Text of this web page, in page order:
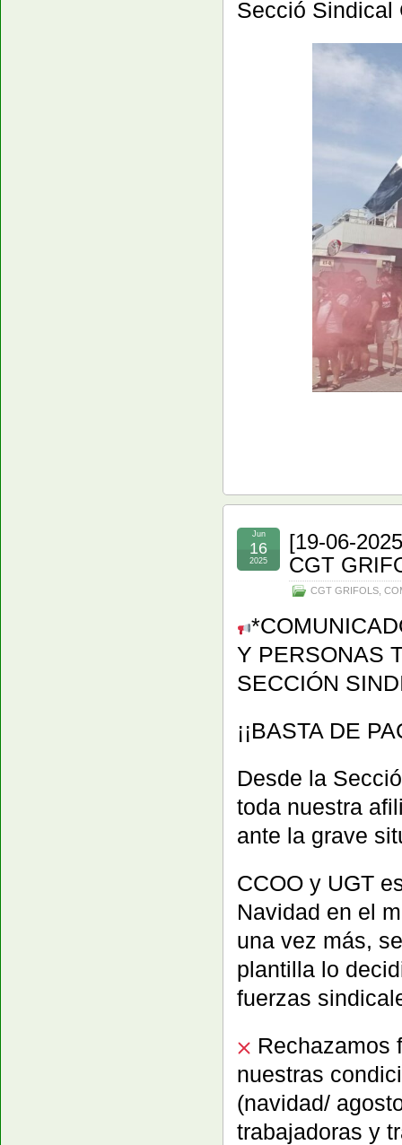
Secció Sindical
[19-06-
CGT
CGT GRIFOLS
Jun
16
2025
Y PERSONAS
SECCIÓN
¡¡BASTA DE
Desde la
toda nuestra
ante la grave
CCOO y UGT
Navidad en el
una vez más,
plantilla lo
fuerzas
Rechazamos
nuestras
(navidad/
trabajadoras y